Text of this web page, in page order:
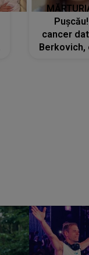
cancer
Berkovich,